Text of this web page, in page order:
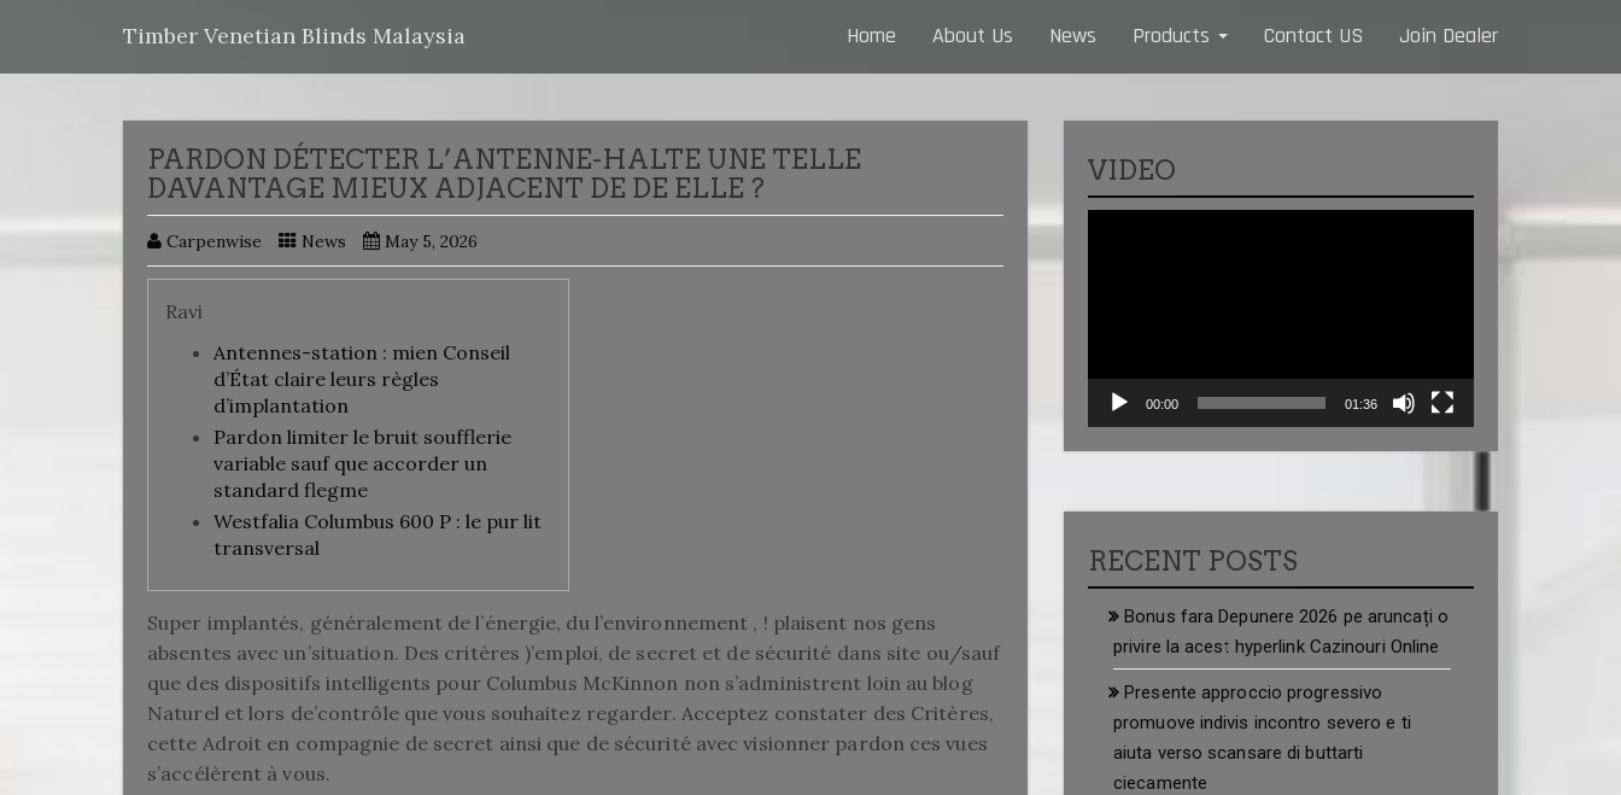
Timber Venetian Blinds Malaysia Home About Us News Products Contact US Join Dealer
PARDON DÉTECTER L’ANTENNE-HALTE UNE TELLE
DAVANTAGE MIEUX ADJACENT DE DE ELLE ?
Carpenwise News May 5, 2026
Ravi
Antennes-station : mien Conseil
d’État claire leurs règles
d’implantation
Pardon limiter le bruit soufflerie
variable sauf que accorder un
standard flegme
Westfalia Columbus 600 P : le pur lit
transversal
Super implantés, généralement de l’énergie, du l’environnement , ! plaisent nos gens
absentes avec un’situation. Des critères )’emploi, de secret et de sécurité dans site ou/sauf
que des dispositifs intelligents pour Columbus McKinnon non s’administrent loin au blog
Naturel et lors de’contrôle que vous souhaitez regarder. Acceptez constater des Critères,
cette Adroit en compagnie de secret ainsi que de sécurité avec visionner pardon ces vues
s’accélèrent à vous.
VIDEO
00:00 01:36
RECENT POSTS
Bonus fara Depunere 2026 pe aruncați o
privire la acest hyperlink Cazinouri Online
Presente approccio progressivo
promuove indivis incontro severo e ti
aiuta verso scansare di buttarti
ciecamente